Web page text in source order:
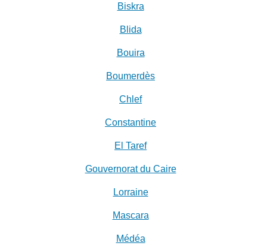
Biskra
Blida
Bouira
Boumerdès
Chlef
Constantine
El Taref
Gouvernorat du Caire
Lorraine
Mascara
Médéa